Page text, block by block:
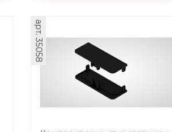
арт. 35058